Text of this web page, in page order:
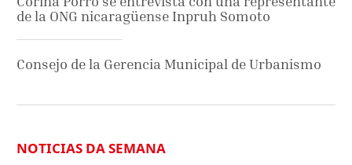
de la ONG nicaragüense Inpruh Somoto
Consejo de la Gerencia Municipal de Urbanismo
NOTICIAS DA SEMANA